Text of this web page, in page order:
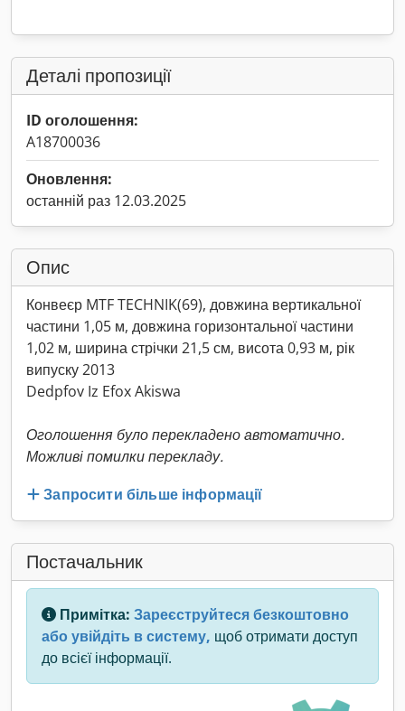
Деталі пропозиції
ID оголошення:
A18700036
Оновлення:
останній раз 12.03.2025
Опис
Конвеєр MTF TECHNIK(69), довжина вертикальної
частини 1,05 м, довжина горизонтальної частини
1,02 м, ширина стрічки 21,5 см, висота 0,93 м, рік
випуску 2013
Dedpfov Iz Efox Akiswa
Оголошення було перекладено автоматично.
Можливі помилки перекладу.
Запросити більше інформації
Постачальник
Примітка: Зареєструйтеся безкоштовно
або увійдіть в систему, щоб отримати доступ
до всієї інформації.